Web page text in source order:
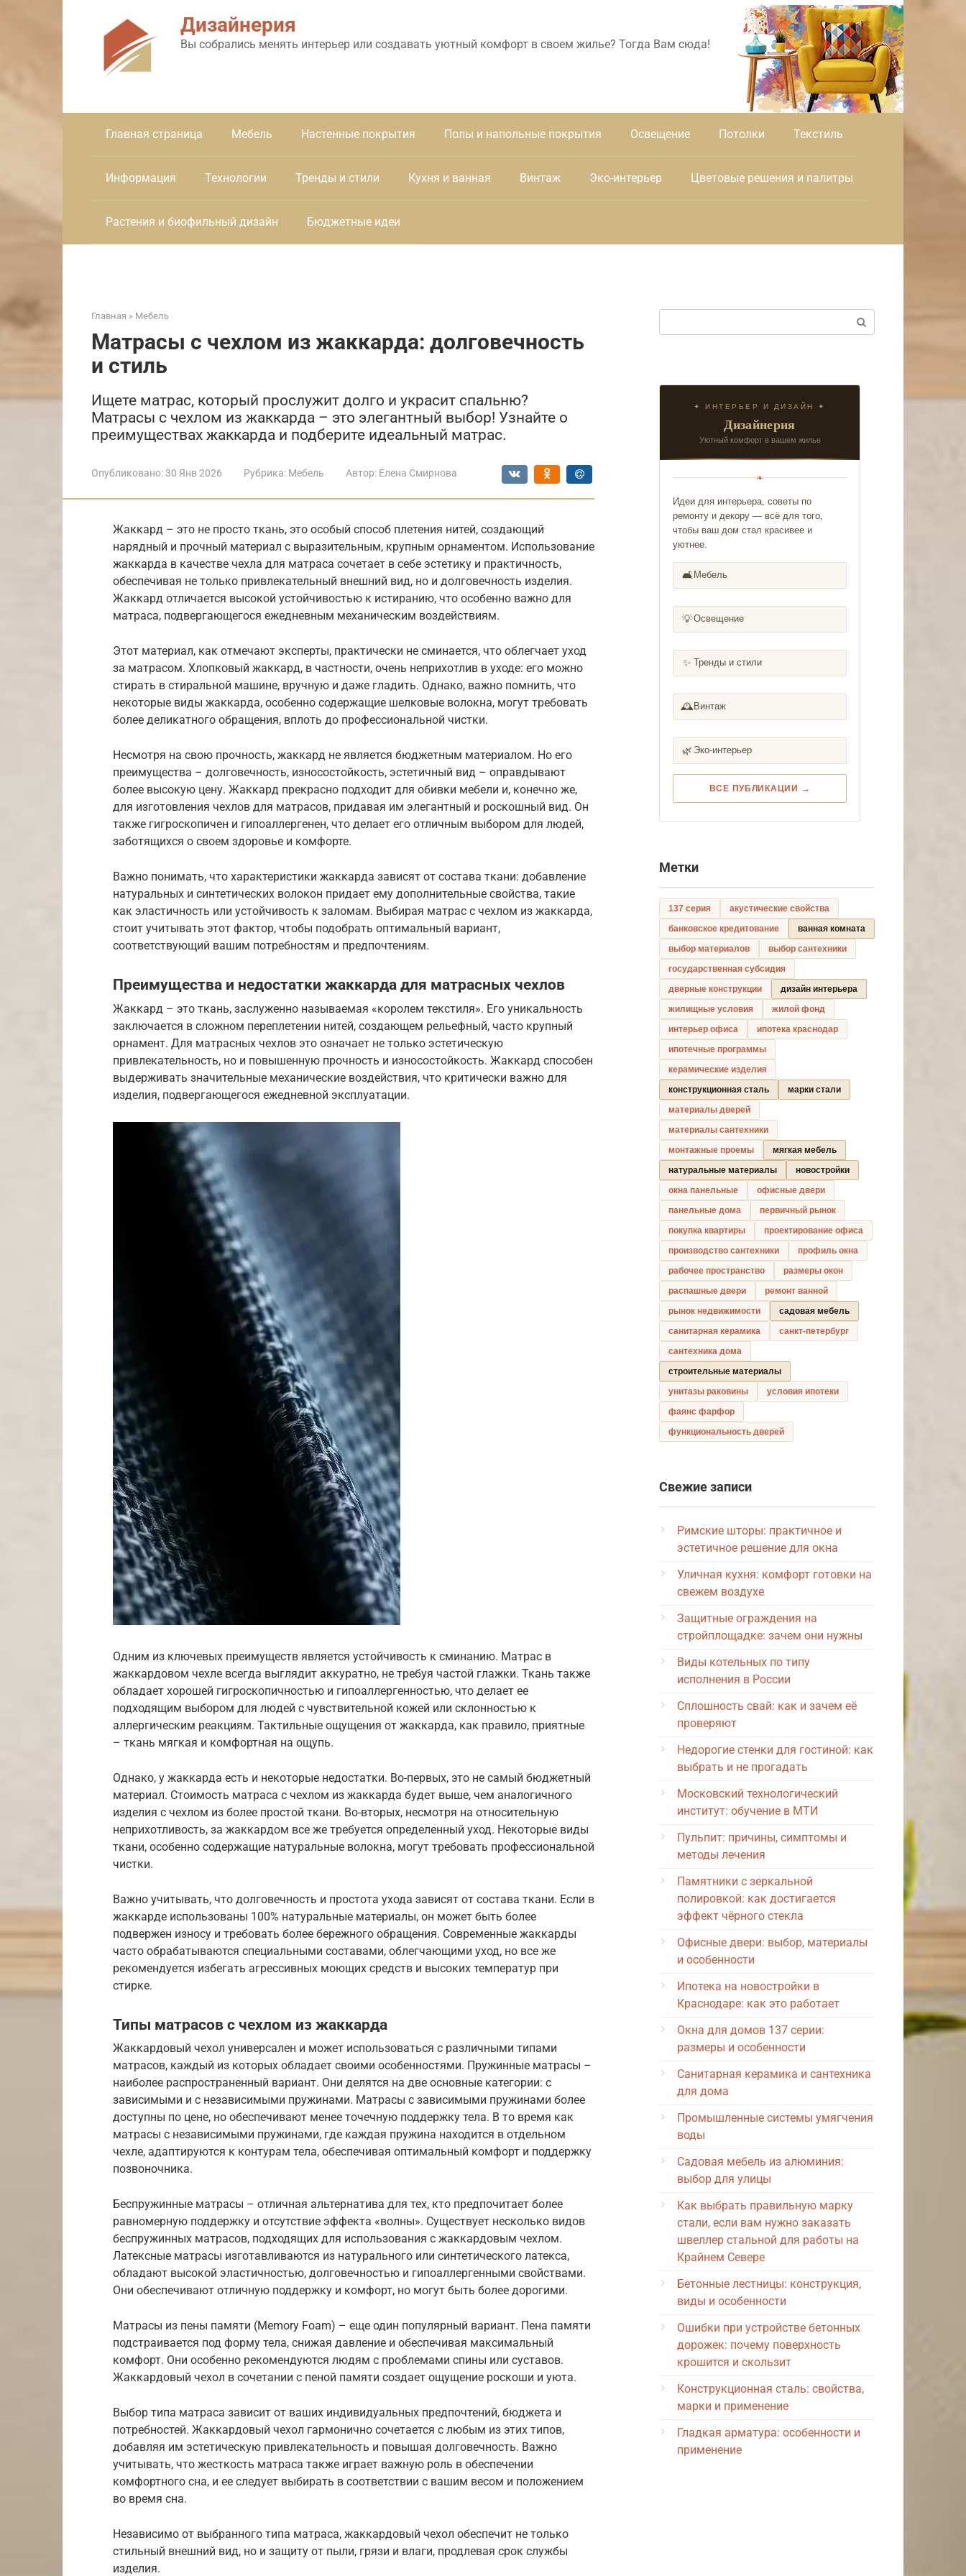
Дизайнерия
Вы собрались менять интерьер или создавать уютный комфорт в своем жилье? Тогда Вам сюда!
Главная страница Мебель Настенные покрытия Полы и напольные покрытия Освещение Потолки Текстиль
Информация Технологии Тренды и стили Кухня и ванная Винтаж Эко-интерьер Цветовые решения и палитры
Растения и биофильный дизайн Бюджетные идеи
Главная » Мебель
Матрасы с чехлом из жаккарда: долговечность
и стиль
Ищете матрас, который прослужит долго и украсит спальню?
Матрасы с чехлом из жаккарда – это элегантный выбор! Узнайте о
преимуществах жаккарда и подберите идеальный матрас.
Опубликовано:30 Янв 2026 Рубрика: Мебель Автор: Елена Смирнова
Жаккард – это не просто ткань, это особый способ плетения нитей, создающий
нарядный и прочный материал с выразительным, крупным орнаментом. Использование
жаккарда в качестве чехла для матраса сочетает в себе эстетику и практичность,
обеспечивая не только привлекательный внешний вид, но и долговечность изделия.
Жаккард отличается высокой устойчивостью к истиранию, что особенно важно для
матраса, подвергающегося ежедневным механическим воздействиям.
Этот материал, как отмечают эксперты, практически не сминается, что облегчает уход
за матрасом. Хлопковый жаккард, в частности, очень неприхотлив в уходе: его можно
стирать в стиральной машине, вручную и даже гладить. Однако, важно помнить, что
некоторые виды жаккарда, особенно содержащие шелковые волокна, могут требовать
более деликатного обращения, вплоть до профессиональной чистки.
Несмотря на свою прочность, жаккард не является бюджетным материалом. Но его
преимущества – долговечность, износостойкость, эстетичный вид – оправдывают
более высокую цену. Жаккард прекрасно подходит для обивки мебели и, конечно же,
для изготовления чехлов для матрасов, придавая им элегантный и роскошный вид. Он
также гигроскопичен и гипоаллергенен, что делает его отличным выбором для людей,
заботящихся о своем здоровье и комфорте.
Важно понимать, что характеристики жаккарда зависят от состава ткани: добавление
натуральных и синтетических волокон придает ему дополнительные свойства, такие
как эластичность или устойчивость к заломам. Выбирая матрас с чехлом из жаккарда,
стоит учитывать этот фактор, чтобы подобрать оптимальный вариант,
соответствующий вашим потребностям и предпочтениям.
Преимущества и недостатки жаккарда для матрасных чехлов
Жаккард – это ткань, заслуженно называемая «королем текстиля». Его уникальность
заключается в сложном переплетении нитей, создающем рельефный, часто крупный
орнамент. Для матрасных чехлов это означает не только эстетическую
привлекательность, но и повышенную прочность и износостойкость. Жаккард способен
выдерживать значительные механические воздействия, что критически важно для
изделия, подвергающегося ежедневной эксплуатации.
Одним из ключевых преимуществ является устойчивость к сминанию. Матрас в
жаккардовом чехле всегда выглядит аккуратно, не требуя частой глажки. Ткань также
обладает хорошей гигроскопичностью и гипоаллергенностью, что делает ее
подходящим выбором для людей с чувствительной кожей или склонностью к
аллергическим реакциям. Тактильные ощущения от жаккарда, как правило, приятные
– ткань мягкая и комфортная на ощупь.
Однако, у жаккарда есть и некоторые недостатки. Во-первых, это не самый бюджетный
материал. Стоимость матраса с чехлом из жаккарда будет выше, чем аналогичного
изделия с чехлом из более простой ткани. Во-вторых, несмотря на относительную
неприхотливость, за жаккардом все же требуется определенный уход. Некоторые виды
ткани, особенно содержащие натуральные волокна, могут требовать профессиональной
чистки.
Важно учитывать, что долговечность и простота ухода зависят от состава ткани. Если в
жаккарде использованы 100% натуральные материалы, он может быть более
подвержен износу и требовать более бережного обращения. Современные жаккарды
часто обрабатываются специальными составами, облегчающими уход, но все же
рекомендуется избегать агрессивных моющих средств и высоких температур при
стирке.
Типы матрасов с чехлом из жаккарда
Жаккардовый чехол универсален и может использоваться с различными типами
матрасов, каждый из которых обладает своими особенностями. Пружинные матрасы –
наиболее распространенный вариант. Они делятся на две основные категории: с
зависимыми и с независимыми пружинами. Матрасы с зависимыми пружинами более
доступны по цене, но обеспечивают менее точечную поддержку тела. В то время как
матрасы с независимыми пружинами, где каждая пружина находится в отдельном
чехле, адаптируются к контурам тела, обеспечивая оптимальный комфорт и поддержку
позвоночника.
Беспружинные матрасы – отличная альтернатива для тех, кто предпочитает более
равномерную поддержку и отсутствие эффекта «волны». Существует несколько видов
беспружинных матрасов, подходящих для использования с жаккардовым чехлом.
Латексные матрасы изготавливаются из натурального или синтетического латекса,
обладают высокой эластичностью, долговечностью и гипоаллергенными свойствами.
Они обеспечивают отличную поддержку и комфорт, но могут быть более дорогими.
Матрасы из пены памяти (Memory Foam) – еще один популярный вариант. Пена памяти
подстраивается под форму тела, снижая давление и обеспечивая максимальный
комфорт. Они особенно рекомендуются людям с проблемами спины или суставов.
Жаккардовый чехол в сочетании с пеной памяти создает ощущение роскоши и уюта.
Выбор типа матраса зависит от ваших индивидуальных предпочтений, бюджета и
потребностей. Жаккардовый чехол гармонично сочетается с любым из этих типов,
добавляя им эстетическую привлекательность и повышая долговечность. Важно
учитывать, что жесткость матраса также играет важную роль в обеспечении
комфортного сна, и ее следует выбирать в соответствии с вашим весом и положением
во время сна.
Независимо от выбранного типа матраса, жаккардовый чехол обеспечит не только
стильный внешний вид, но и защиту от пыли, грязи и влаги, продлевая срок службы
изделия.
✦ ИНТЕРЬЕР И ДИЗАЙН ✦
Дизайнерия
Уютный комфорт в вашем жилье
❧
Идеи для интерьера, советы по
ремонту и декору — всё для того,
чтобы ваш дом стал красивее и
уютнее.
🛋️ Мебель
💡Освещение
✨ Тренды и стили
🕰️ Винтаж
🌿 Эко-интерьер
ВСЕ ПУБЛИКАЦИИ →
Метки
137 серия
акустические свойства
банковское кредитование
ванная комната
выбор материалов
выбор сантехники
государственная субсидия
дверные конструкции
дизайн интерьера
жилищные условия
жилой фонд
интерьер офиса
ипотека краснодар
ипотечные программы
керамические изделия
конструкционная сталь
марки стали
материалы дверей
материалы сантехники
монтажные проемы
мягкая мебель
натуральные материалы
новостройки
окна панельные
офисные двери
панельные дома
первичный рынок
покупка квартиры
проектирование офиса
производство сантехники
профиль окна
рабочее пространство
размеры окон
распашные двери
ремонт ванной
рынок недвижимости
садовая мебель
санитарная керамика
санкт-петербург
сантехника дома
строительные материалы
унитазы раковины
условия ипотеки
фаянс фарфор
функциональность дверей
Свежие записи
Римские шторы: практичное и
эстетичное решение для окна
Уличная кухня: комфорт готовки на
свежем воздухе
Защитные ограждения на
стройплощадке: зачем они нужны
Виды котельных по типу
исполнения в России
Сплошность свай: как и зачем её
проверяют
Недорогие стенки для гостиной: как
выбрать и не прогадать
Московский технологический
институт: обучение в МТИ
Пульпит: причины, симптомы и
методы лечения
Памятники с зеркальной
полировкой: как достигается
эффект чёрного стекла
Офисные двери: выбор, материалы
и особенности
Ипотека на новостройки в
Краснодаре: как это работает
Окна для домов 137 серии:
размеры и особенности
Санитарная керамика и сантехника
для дома
Промышленные системы умягчения
воды
Садовая мебель из алюминия:
выбор для улицы
Как выбрать правильную марку
стали, если вам нужно заказать
швеллер стальной для работы на
Крайнем Севере
Бетонные лестницы: конструкция,
виды и особенности
Ошибки при устройстве бетонных
дорожек: почему поверхность
крошится и скользит
Конструкционная сталь: свойства,
марки и применение
Гладкая арматура: особенности и
применение